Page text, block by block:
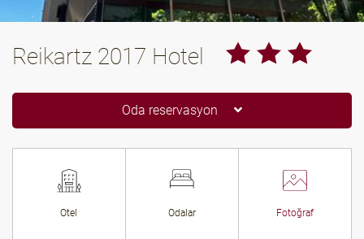
Reikartz 2017 Hotel
Oda reservasyon
Otel Odalar Fotoğraf